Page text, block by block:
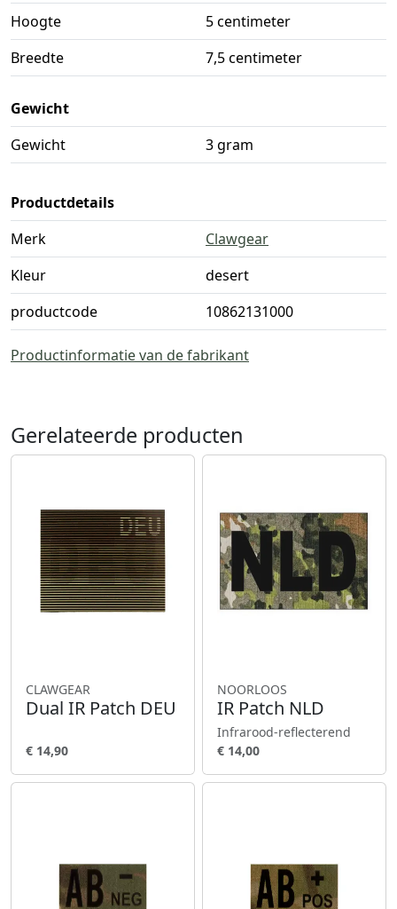
Hoogte
5 centimeter
Breedte
7,5 centimeter
Gewicht
Gewicht
3 gram
Productdetails
Merk
Clawgear
Kleur
desert
productcode
10862131000
Productinformatie van de fabrikant
Gerelateerde producten
CLAWGEAR
Dual IR Patch DEU
€ 14,90
NOORLOOS
IR Patch NLD
Infrarood-reflecterend
€ 14,00